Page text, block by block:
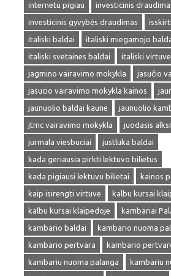
internetu pigiau
investicinis
investicinis gyvybės draudimas
italiski baldai
italiski miegamojo
italiski svetaines baldai
italiski
jagmino vairavimo mokykla
jasučio
jasucio vairavimo mokykla kainos
jaunuolio baldai kaune
jaunuolio
jtmc vairavimo mokykla
juodasis
jurmala viesbuciai
justluka baldai
kada geriausia pirkti lektuvo bilietus
kada pigiausi lektuvu bilietai
kainos
kaip isirengti virtuve
kalbu kursai
kalbu kursai klaipedoje
kambariai
kambario baldai
kambario nuoma
kambario pertvara
kambario
kambariu nuoma palanga
kambariu